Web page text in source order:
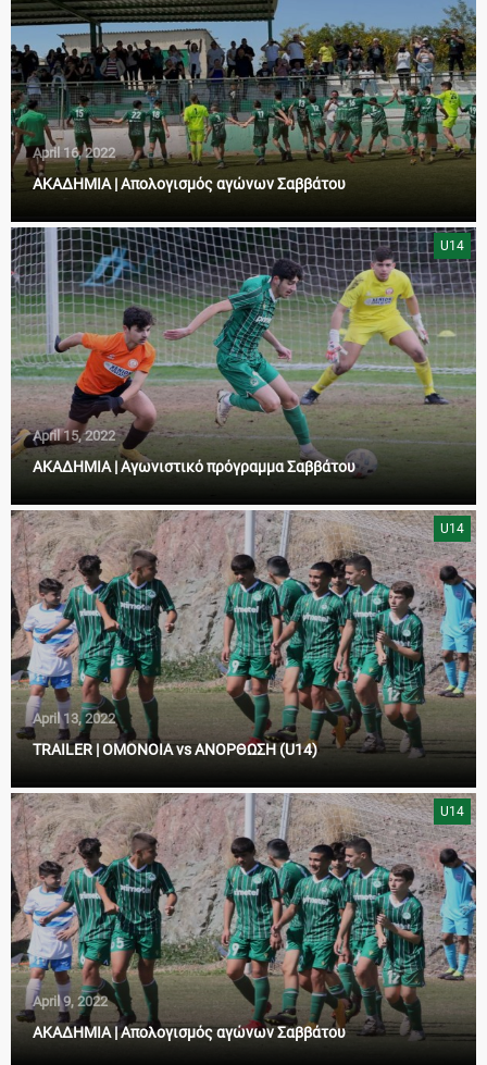
April 16, 2022
ΑΚΑΔΗΜΙΑ | Απολογισμός αγώνων Σαββάτου
U14
April 15, 2022
ΑΚΑΔΗΜΙΑ | Αγωνιστικό πρόγραμμα Σαββάτου
U14
April 13, 2022
TRAILER | OMONOIA vs ANΟΡΘΩΣΗ (U14)
U14
April 9, 2022
ΑΚΑΔΗΜΙΑ | Απολογισμός αγώνων Σαββάτου